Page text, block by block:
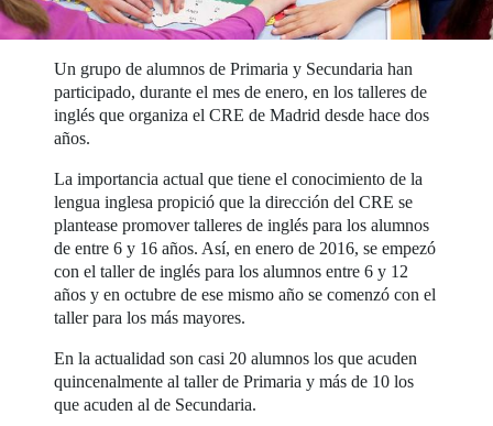
Un grupo de alumnos de Primaria y Secundaria han
participado, durante el mes de enero, en los talleres de
inglés que organiza el CRE de Madrid desde hace dos
años.
La importancia actual que tiene el conocimiento de la
lengua inglesa propició que la dirección del CRE se
plantease promover talleres de inglés para los alumnos
de entre 6 y 16 años. Así, en enero de 2016, se empezó
con el taller de inglés para los alumnos entre 6 y 12
años y en octubre de ese mismo año se comenzó con el
taller para los más mayores.
En la actualidad son casi 20 alumnos los que acuden
quincenalmente al taller de Primaria y más de 10 los
que acuden al de Secundaria.